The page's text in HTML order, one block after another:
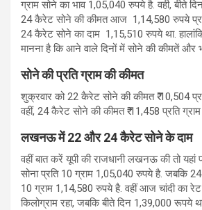
ग्राम सोने का भाव 1,05,040 रुपये है. वही, बीते
24 कैरेट सोने की कीमत आज 1,14,580 रुपये
24 कैरेट सोने का दाम 1,15,510 रुपये था.
मानना है कि आने वाले दिनों में सोने की कीमतें और
सोने की प्रति ग्राम की कीमत
शुक्रवार को 22 कैरेट सोने की कीमत ₹ 10,504
वहीं, 24 कैरेट सोने की कीमत ₹ 11,458 प्रति ग्राम
लखनऊ में 22 और 24 कैरेट सोने के दाम
वहीं बात करें यूपी की राजधानी लखनऊ की तो
सोना प्रति 10 ग्राम 1,05,040 रुपये है. जबकि
10 ग्राम 1,14,580 रुपये है. वहीं आज चांदी का
किलोग्राम रहा, जबकि बीते दिन 1,39,000 रूपये